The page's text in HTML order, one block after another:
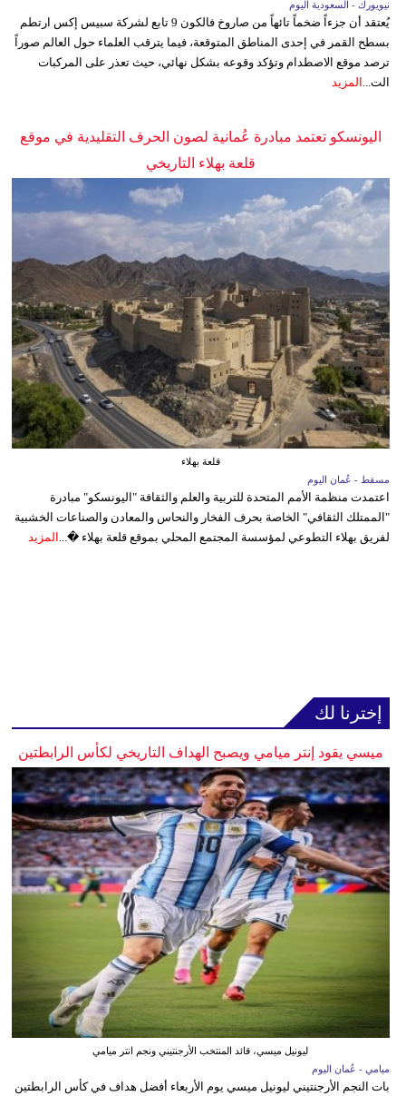
نيويورك - السعودية اليوم
يُعتقد أن جزءاً ضخماً تائهاً من صاروخ فالكون 9 تابع لشركة سبيس إكس ارتطم
بسطح القمر في إحدى المناطق المتوقعة، فيما يترقب العلماء حول العالم صوراً
ترصد موقع الاصطدام وتؤكد وقوعه بشكل نهائي، حيث تعذر على المركبات
الت... المزيد
اليونسكو تعتمد مبادرة عُمانية لصون الحرف التقليدية في موقع
قلعة بهلاء التاريخي
قلعة بهلاء
مسقط - عُمان اليوم
اعتمدت منظمة الأمم المتحدة للتربية والعلم والثقافة "اليونسكو" مبادرة
"الممتلك الثقافي" الخاصة بحرف الفخار والنحاس والمعادن والصناعات الخشبية
لفريق بهلاء التطوعي لمؤسسة المجتمع المحلي بموقع قلعة بهلاء �... المزيد
إخترنا لك
ميسي يقود إنتر ميامي ويصبح الهداف التاريخي لكأس الرابطتين
ليونيل ميسي، قائد المنتخب الأرجنتيني ونجم انتر ميامي
ميامي - عُمان اليوم
بات النجم الأرجنتيني ليونيل ميسي يوم الأربعاء أفضل هداف في كأس الرابطتين